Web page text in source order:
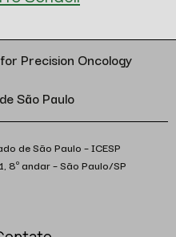
Precision Oncology
São Paulo
de São Paulo – ICESP
8º andar – São Paulo/SP